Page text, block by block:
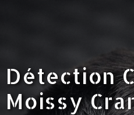
Détection
Moissy